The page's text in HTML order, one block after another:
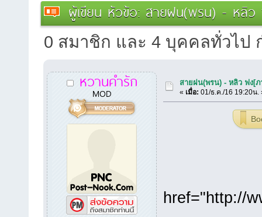
ผู้เขียน หัวข้อ: สายฝน(พรน) - หลิ
0 สมาชิก และ 4 บุคคลทั่วไป
หวานคำรัก
MOD
สายฝน(พรน) - หลิว ฟง[
« เมื่อ: 01/ธ.ค./16 19:20น.
href="http://